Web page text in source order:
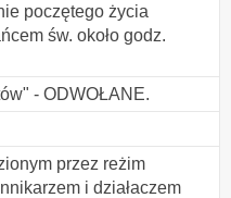
poczętego życia
św. około godz.
- ODWOŁANE.
przez reżim
i działaczem